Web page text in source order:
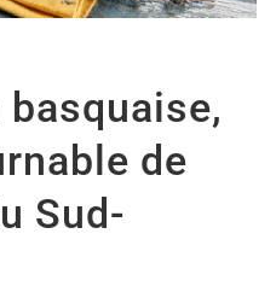
de
Sud-